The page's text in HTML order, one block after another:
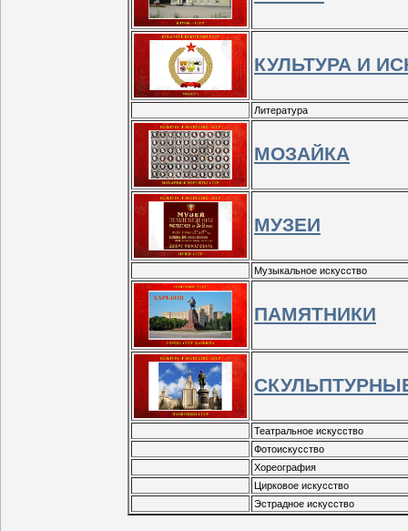
КУЛЬТУРА И
Литература
МОЗАЙКА
МУЗЕИ
Музыкальное искусство
ПАМЯТНИКИ
Театральное искусство
Фотоискусство
Хореография
Цирковое искусство
Эстрадное искусство